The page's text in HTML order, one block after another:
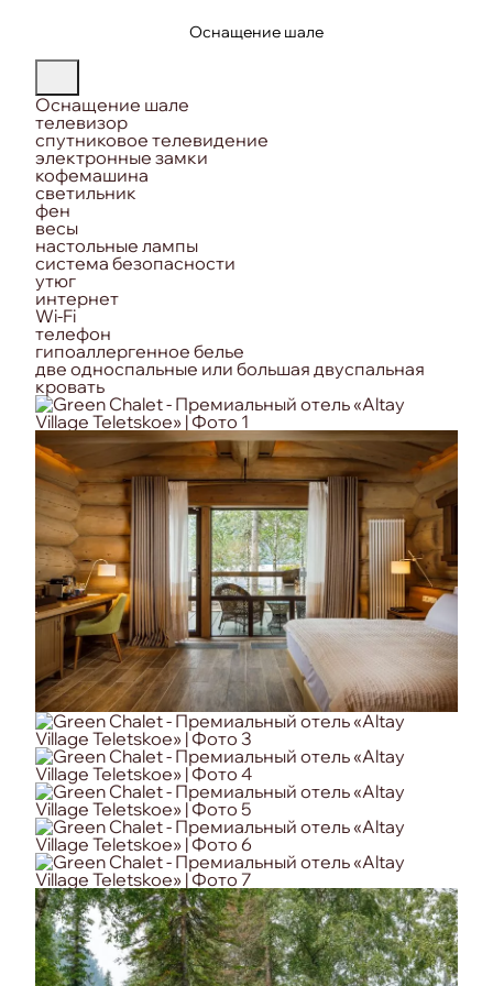
Оснащение шале
Оснащение шале
телевизор
спутниковое телевидение
электронные замки
кофемашина
светильник
фен
весы
настольные лампы
система безопасности
утюг
интернет
Wi-Fi
телефон
гипоаллергенное белье
две односпальные или большая двуспальная
кровать